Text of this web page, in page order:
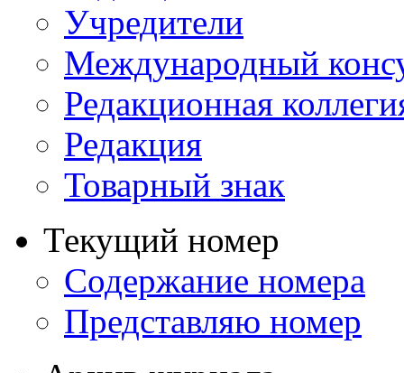
Учредители
Международный
Редакционная
Редакция
Товарный знак
Текущий номер
Содержание номера
Представляю номер